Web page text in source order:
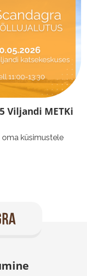
Viljandi METKi
oma küsimustele